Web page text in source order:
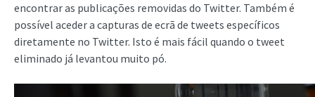
encontrar as publicações removidas do Twitter. Também é
possível aceder a capturas de ecrã de tweets específicos
diretamente no Twitter. Isto é mais fácil quando o tweet
eliminado já levantou muito pó.